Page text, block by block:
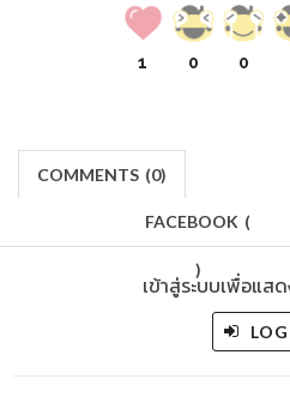
1 0 0
COMMENTS (0)
FACEBOOK (
)
เข้าสู่ระบบเพื่อแส